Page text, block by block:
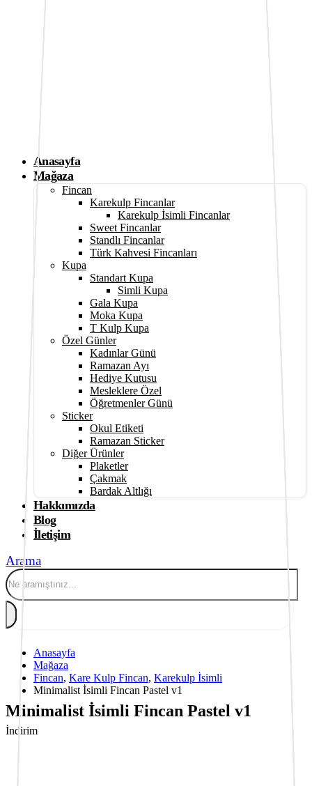
Anasayfa
Mağaza
Fincan
Karekulp Fincanlar
Karekulp İsimli Fincanlar
Sweet Fincanlar
Standlı Fincanlar
Türk Kahvesi Fincanları
Kupa
Standart Kupa
Simli Kupa
Gala Kupa
Moka Kupa
T Kulp Kupa
Özel Günler
Kadınlar Günü
Ramazan Ayı
Hediye Kutusu
Mesleklere Özel
Öğretmenler Günü
Sticker
Okul Etiketi
Ramazan Sticker
Diğer Ürünler
Plaketler
Çakmak
Bardak Altlığı
Hakkımızda
Blog
İletişim
Arama
Anasayfa
Mağaza
Fincan, Kare Kulp Fincan, Karekulp İsimli
Minimalist İsimli Fincan Pastel v1
Minimalist İsimli Fincan Pastel v1
İndirim